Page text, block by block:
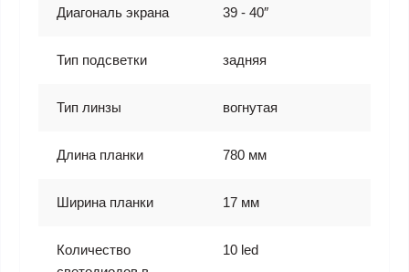
Диагональ экрана 39 - 40″
Тип подсветки задняя
Тип линзы вогнутая
Длина планки 780 мм
Ширина планки 17 мм
Количество
10 led